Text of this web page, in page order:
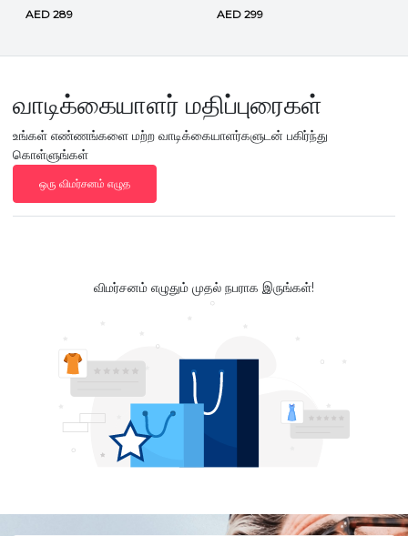
AED 289 AED 299
வாடிக்கையாளர் மதிப்புரைகள்
உங்கள் எண்ணங்களை மற்ற வாடிக்கையாளர்களுடன் பகிர்ந்து
கொள்ளுங்கள்
ஒரு விமர்சனம் எழுத
விமர்சனம் எழுதும் முதல் நபராக இருங்கள்!